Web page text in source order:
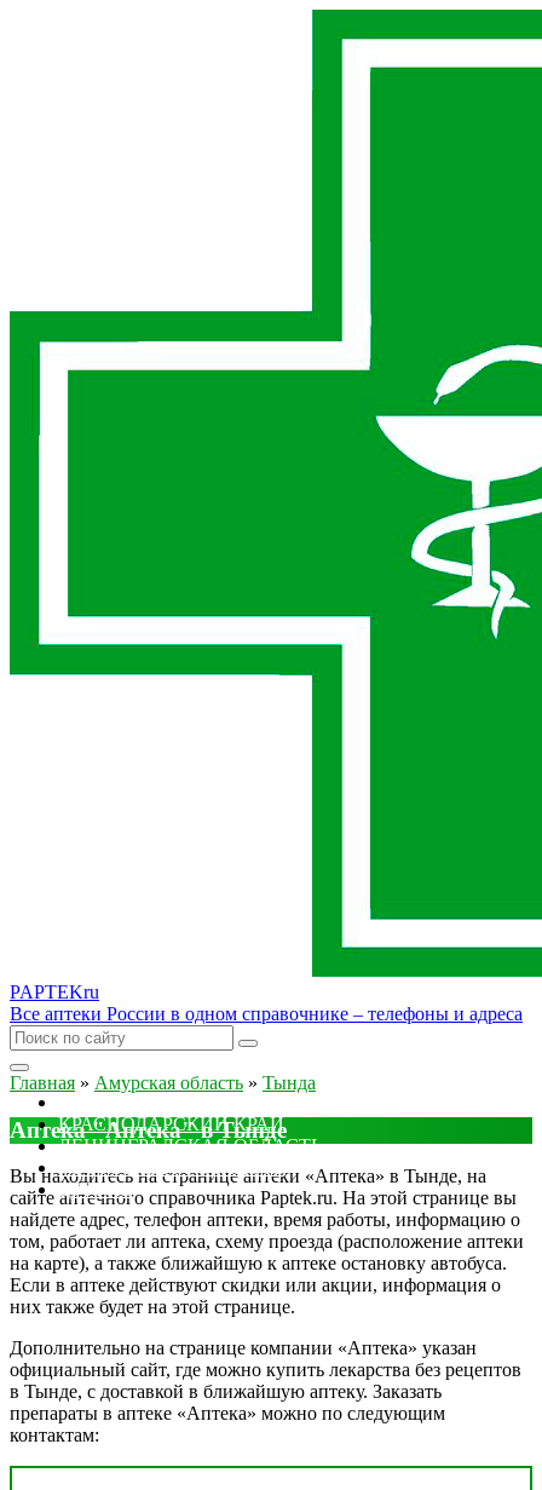
PAPTEKru
Все аптеки России в одном справочнике – телефоны и адреса
КРАСНОДАРСКИЙ КРАЙ
ЛЕНИНГРАДСКАЯ ОБЛАСТЬ
ДРУГИЕ
Главная » Амурская область » Тында
Аптека "Аптека" в Тынде
Вы находитесь на странице аптеки «Аптека» в Тынде, на
сайте аптечного справочника Paptek.ru. На этой странице вы
найдете адрес, телефон аптеки, время работы, информацию о
том, работает ли аптека, схему проезда (расположение аптеки
на карте), а также ближайшую к аптеке остановку автобуса.
Если в аптеке действуют скидки или акции, информация о
них также будет на этой странице.
Дополнительно на странице компании «Аптека» указан
официальный сайт, где можно купить лекарства без рецептов
в Тынде, с доставкой в ближайшую аптеку. Заказать
препараты в аптеке «Аптека» можно по следующим
контактам: